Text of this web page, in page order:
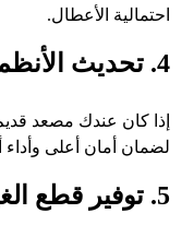
احتمالية الأعطال.
4. تحديث الأنظمة القديمة
إذا كان عندك مصعد
لضمان أمان أعلى
5. توفير قطع الغيار الأصلية